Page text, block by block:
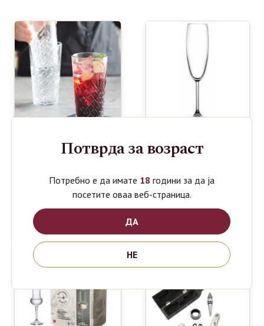
PASABAHCE
470ml
1020 ден
SIDERA
WINE
CHAMPAGNE
749
Потврда за возраст
Потребно е да имате 18 години за да ја
посетите оваа веб-страница.
ДА
НЕ